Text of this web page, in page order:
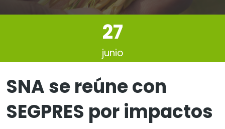
27
junio
SNA se reúne con
SEGPRES por impactos